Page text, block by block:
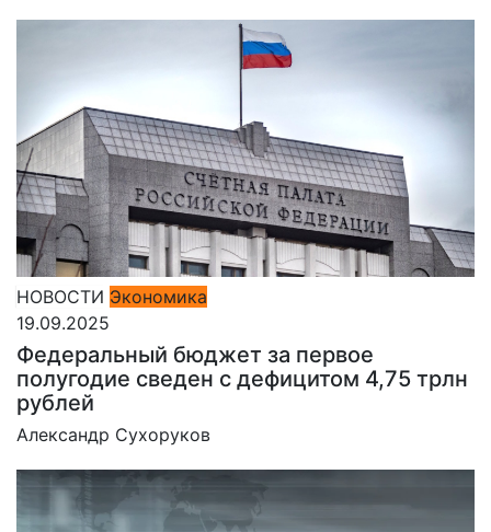
НОВОСТИ Экономика
19.09.2025
Федеральный бюджет за первое
полугодие сведен с дефицитом 4,75 трлн
рублей
Александр Сухоруков